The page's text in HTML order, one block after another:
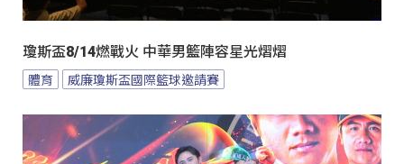
瓊斯盃8/14燃戰火 中華男籃陣容星光熠熠
體育 威廉瓊斯盃國際籃球邀請賽